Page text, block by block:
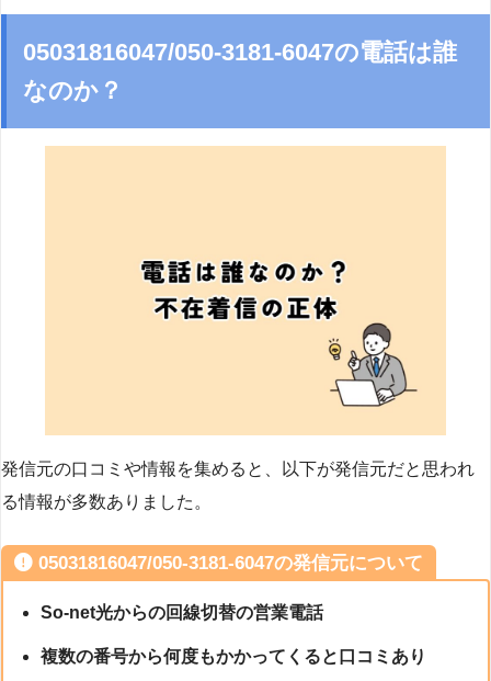
05031816047/050-3181-6047の電話は誰
なのか？
発信元の口コミや情報を集めると、以下が発信元だと思われ
る情報が多数ありました。
05031816047/050-3181-6047の発信元について
So-net光からの回線切替の営業電話
複数の番号から何度もかかってくると口コミあり